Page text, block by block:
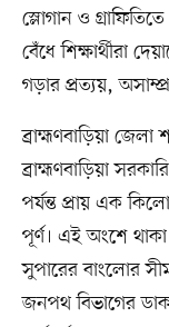
স্লোগান ও
বেঁধে শিক্ষার্থীরা
গড়ার প্রত্যয়,
ব্রাহ্মণবাড়িয়া
ব্রাহ্মণবাড়িয়া
পর্যন্ত প্রায় এক
পূর্ণ। এই অংশে
সুপারের বাংলোর
জনপথ বিভাগের